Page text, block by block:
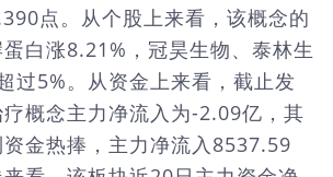
点。从个股上来看，该概念的
白涨8.21%，冠昊生物、泰林生
过5%。从资金上来看，截止发
概念主力净流入为-2.09亿，其
金热捧，主力净流入8537.59